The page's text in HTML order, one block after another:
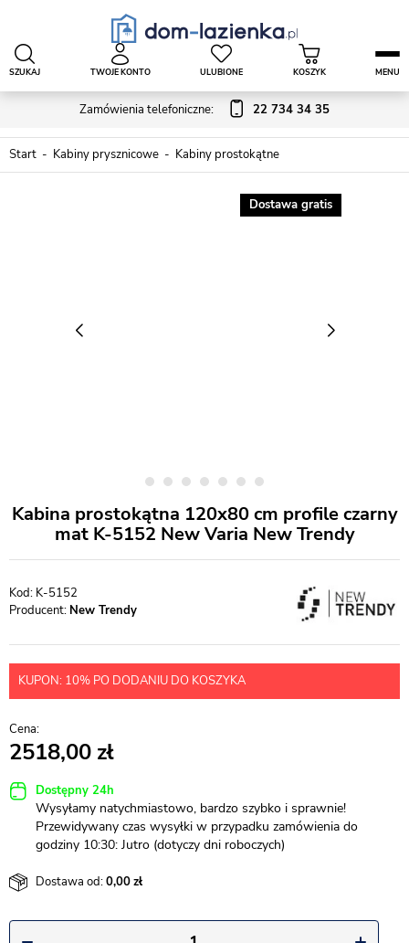
Zamówienia telefoniczne: 22 734 34 35
SZUKAJ TWOJE KONTO ULUBIONE KOSZYK MENU
Start Kabiny prysznicowe Kabiny prostokątne
Dostawa gratis
Kabina prostokątna 120x80 cm profile czarny
mat K-5152 New Varia New Trendy
K-5152
Producent: New Trendy
KUPON: 10% PO DODANIU DO KOSZYKA
2518,00
Dostępny 24h
Wysyłamy natychmiastowo, bardzo szybko i sprawnie!
Przewidywany czas wysyłki w przypadku zamówienia do
godziny 10:30: Jutro (dotyczy dni roboczych)
Dostawa od:0,00